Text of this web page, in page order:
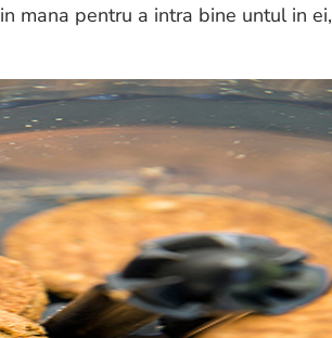
mana pentru a intra bine untul in ei,